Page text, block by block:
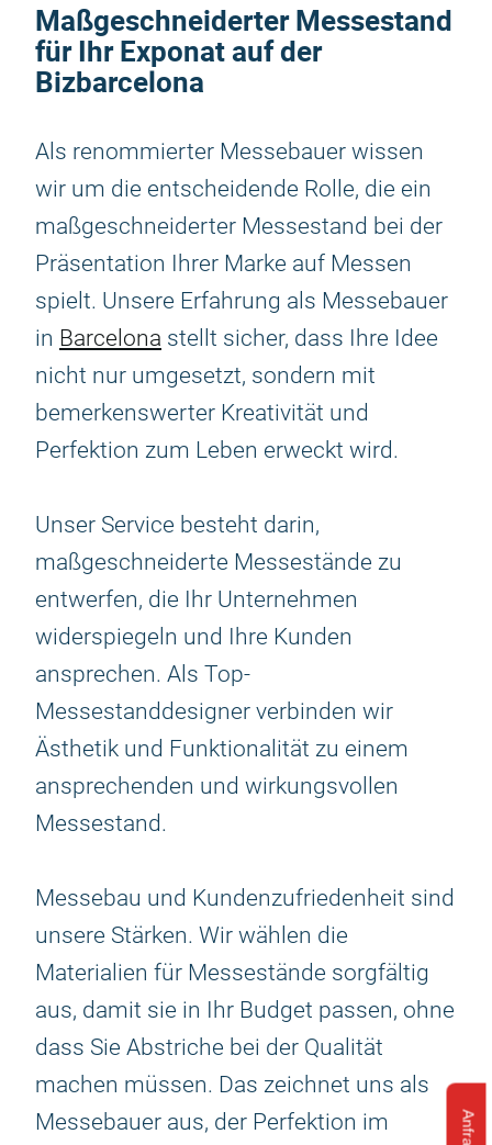
Maßgeschneiderter Messestand
für Ihr Exponat auf der
Bizbarcelona
Als renommierter Messebauer wissen
wir um die entscheidende Rolle, die ein
maßgeschneiderter Messestand bei der
Präsentation Ihrer Marke auf Messen
spielt. Unsere Erfahrung als Messebauer
in Barcelona stellt sicher, dass Ihre Idee
nicht nur umgesetzt, sondern mit
bemerkenswerter Kreativität und
Perfektion zum Leben erweckt wird.
Unser Service besteht darin,
maßgeschneiderte Messestände zu
entwerfen, die Ihr Unternehmen
widerspiegeln und Ihre Kunden
ansprechen. Als Top-
Messestanddesigner verbinden wir
Ästhetik und Funktionalität zu einem
ansprechenden und wirkungsvollen
Messestand.
Messebau und Kundenzufriedenheit sind
unsere Stärken. Wir wählen die
Materialien für Messestände sorgfältig
aus, damit sie in Ihr Budget passen, ohne
dass Sie Abstriche bei der Qualität
machen müssen. Das zeichnet uns als
Messebauer aus, der Perfektion im